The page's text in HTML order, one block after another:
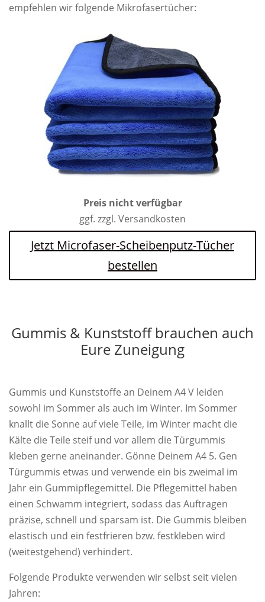
empfehlen wir folgende Mikrofasertücher:
Preis nicht verfügbar
ggf. zzgl. Versandkosten
Jetzt Microfaser-Scheibenputz-Tücher
bestellen
Gummis & Kunststoff brauchen auch
Eure Zuneigung
Gummis und Kunststoffe an Deinem A4 V leiden
sowohl im Sommer als auch im Winter. Im Sommer
knallt die Sonne auf viele Teile, im Winter macht die
Kälte die Teile steif und vor allem die Türgummis
kleben gerne aneinander. Gönne Deinem A4 5. Gen
Türgummis etwas und verwende ein bis zweimal im
Jahr ein Gummipflegemittel. Die Pflegemittel haben
einen Schwamm integriert, sodass das Auftragen
präzise, schnell und sparsam ist. Die Gummis bleiben
elastisch und ein festfrieren bzw. festkleben wird
(weitestgehend) verhindert.
Folgende Produkte verwenden wir selbst seit vielen
Jahren: